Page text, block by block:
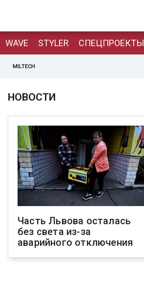
WAVE STYLER СПЕЦПРОЕКТЫ
MILTECH
НОВОСТИ
Часть Львова осталась
без света из-за
аварийного отключения